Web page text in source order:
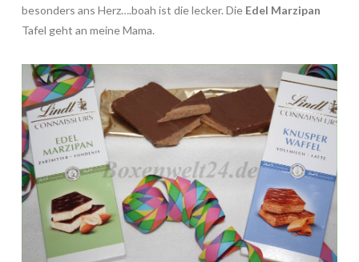
besonders ans Herz….boah ist die lecker. Die Edel Marzipan
Tafel geht an meine Mama.